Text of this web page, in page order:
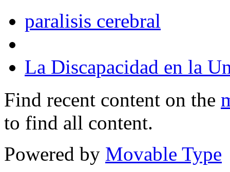
paralisis cerebral
La Discapacidad en la
Find recent content on the
to find all content.
Powered by Movable Type